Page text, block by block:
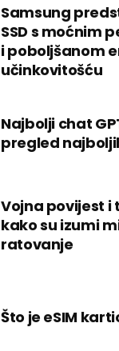
Samsung
SSD s moćnim
i poboljšanom
učinkovitošću
Najbolji chat
pregled
Vojna povijest i
kako su izumi
ratovanje
Što je eSIM